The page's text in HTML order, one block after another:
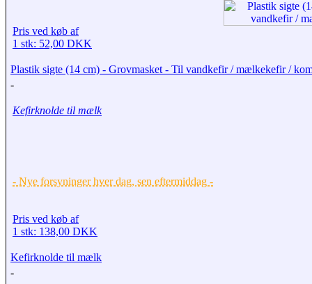
Pris ved køb af
1 stk: 52,00 DKK
Plastik sigte (14 cm) - Grovmasket - Til vandkefir / mælkekefir /
-
Kefirknolde til mælk
- Nye forsyninger hver dag, sen eftermiddag -
Pris ved køb af
1 stk: 138,00 DKK
Kefirknolde til mælk
-